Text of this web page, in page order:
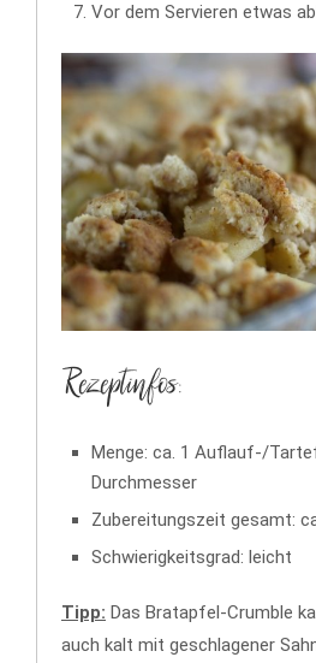
Vor dem Servieren etwas
Rezeptinfos:
Menge: ca. 1 Auflauf-/
Durchmesser
Zubereitungszeit gesamt:
Schwierigkeitsgrad: leicht
Tipp: Das Bratapfel-Crumble
auch kalt mit geschlagener